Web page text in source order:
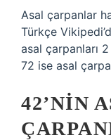
Asal çarpanlar
Türkçe
asal çarpanları
72 ise asal
42’NIN